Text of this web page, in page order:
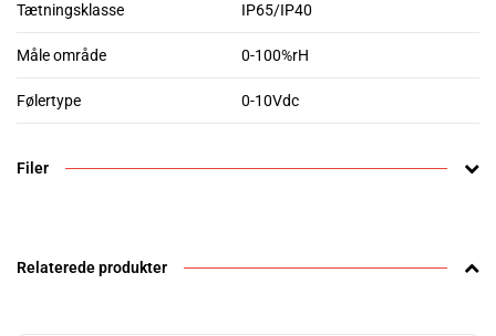
Tætningsklasse IP65/IP40
Måle område 0-100%rH
Følertype 0-10Vdc
Filer
Relaterede produkter